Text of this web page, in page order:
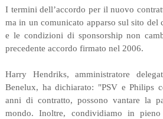
I termini dell’accordo per il nuovo
ma in un comunicato apparso sul sito del
e le condizioni di sponsorship non
precedente accordo firmato nel 2006.
Harry Hendriks, amministratore
Benelux, ha dichiarato: "PSV e Philips
anni di contratto, possono vantare la
mondo. Inoltre, condividiamo in